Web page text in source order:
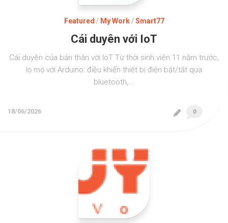
Featured / My Work/Smart77
Cái duyên với IoT
Cái duyên của bản thân với IoT Từ thời sinh viên 11 năm trước,
lọ mọ với Arduino: điều khiển thiết bị điện bật/tắt qua
bluetooth,...
0
18/06/2026